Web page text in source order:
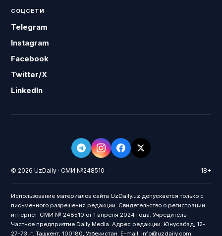
СОЦСЕТИ
Telegram
Instagram
Facebook
Twitter/X
LinkedIn
© 2026 UzDaily · СМИ №248510 18+
Использование материалов сайта UzDaily.uz допускается только с
письменного разрешения редакции. Свидетельство о регистрации
интернет-СМИ № 248510 от 1 апреля 2024 года. Учредитель:
Частное предприятие Daily Media. Адрес редакции: Юнусабад, 12-
27-73, г. Ташкент, 100180, Узбекистан. E-mail: info@uzdaily.com.